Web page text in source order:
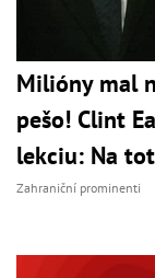
Milióny mal
pešo! Clint
lekciu: Na
Zahraniční prominenti